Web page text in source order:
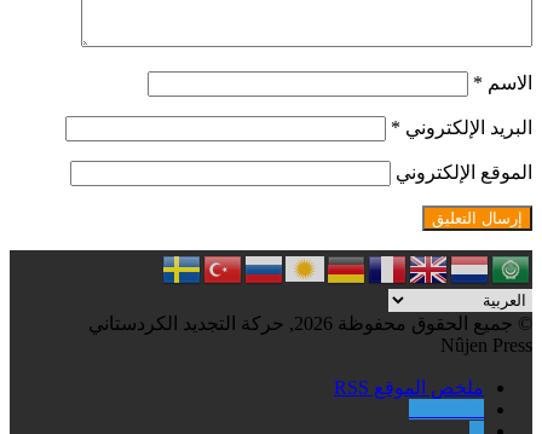
الاسم *
البريد الإلكتروني *
الموقع الإلكتروني
© جميع الحقوق محفوظة 2026, حركة التجديد الكردستاني
Nûjen Press
ملخص الموقع RSS